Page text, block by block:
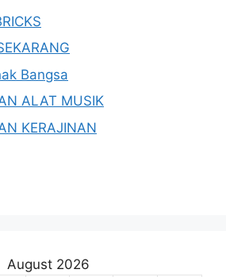
Bangsa
ALAT MUSIK
KERAJINAN
August 2026